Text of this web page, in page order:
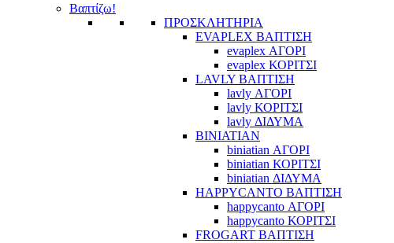
Βαπτίζω!
ΠΡΟΣΚΛΗΤΗΡΙΑ
EVAPLEX ΒΑΠΤΙΣΗ
evaplex ΑΓΟΡΙ
evaplex ΚΟΡΙΤΣΙ
LAVLY ΒΑΠΤΙΣΗ
lavly ΑΓΟΡΙ
lavly ΚΟΡΙΤΣΙ
lavly ΔΙΔΥΜΑ
BINIATIAN
biniatian ΑΓΟΡΙ
biniatian ΚΟΡΙΤΣΙ
biniatian ΔΙΔΥΜΑ
HAPPYCANTO ΒΑΠΤΙΣΗ
happycanto ΑΓΟΡΙ
happycanto ΚΟΡΙΤΣΙ
FROGART ΒΑΠΤΙΣΗ